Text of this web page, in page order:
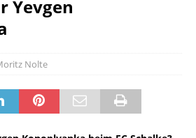
Yevgen
Nolte